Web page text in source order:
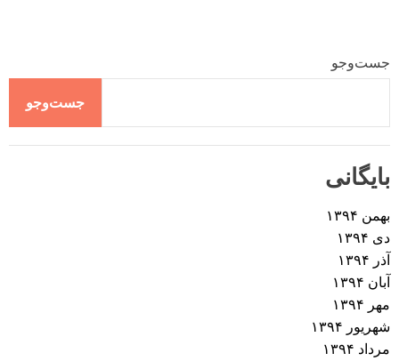
جست‌وجو
جست‌وجو
بایگانی
بهمن ۱۳۹۴
دی ۱۳۹۴
آذر ۱۳۹۴
آبان ۱۳۹۴
مهر ۱۳۹۴
شهریور ۱۳۹۴
مرداد ۱۳۹۴